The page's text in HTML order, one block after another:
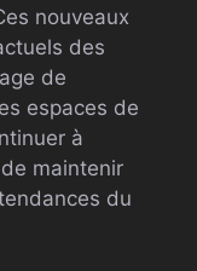
nouveaux
des
de
espaces de
à
maintenir
du